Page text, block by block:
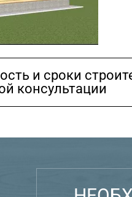
и сроки
консультации